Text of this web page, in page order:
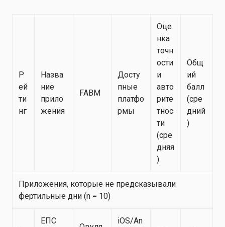
Р
ей
ти
нг
Назва
ние
прило
жения
FABM
Досту
пные
платфо
рмы
Оце
нка
точн
ости
и
авто
рите
тнос
ти
(сре
дняя
)
Общ
ий
балл
(сре
дний
)
Приложения, которые не предсказывали
фертильные дни (n = 10)
ЕПС
iOS/An